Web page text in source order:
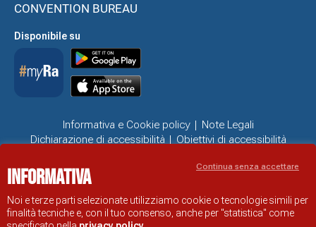
CONVENTION BUREAU
Disponibile su
Informativa e Cookie policy
Note Legali
Dichiarazione di accessibilità
Obiettivi di accessibilità
SITO UFFICIALE DI INFORMAZIONE TURISTICA DI RAVENNA
Informativa
Noi e terze parti selezionate utilizziamo cookie o tecnologie simili per
finalità tecniche e, con il tuo consenso, anche per "statistica" come
Continua senza accettare